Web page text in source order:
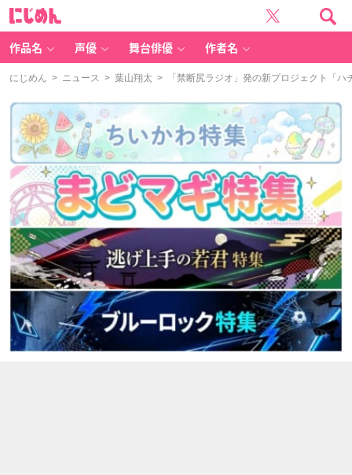
作品名 声優 舞台俳優 作者名
にじめん > ニュース > 葉山翔太 > 「禁断尻ラジオ」発の新プロジェクト「ハ